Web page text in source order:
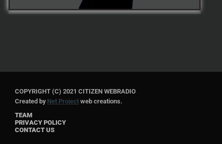
COPYRIGHT (C) 2021 CITIZEN WEBRADIO
Created by Net Project web creations.
TEAM
PRIVACY POLICY
CONTACT US